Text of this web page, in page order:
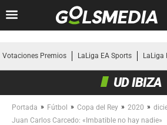
Votaciones Premios LaLiga EA Sports LaLiga
UD IBIZA
Portada » Fútbol » Copa del Rey » 2020 »
Juan Carlos Carcedo: «Imbatible no hay nadie»